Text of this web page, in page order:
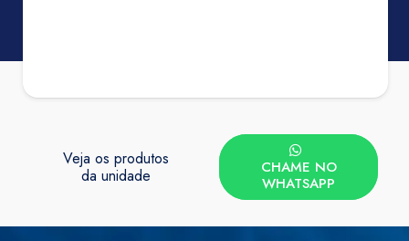
Veja os produtos
da unidade
CHAME NO
WHATSAPP